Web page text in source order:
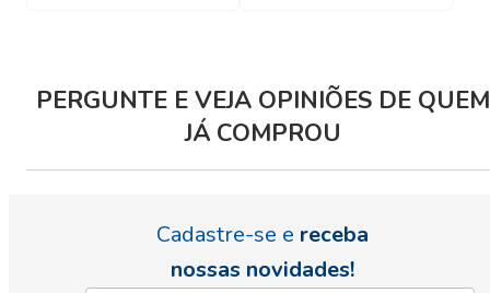
PERGUNTE E VEJA OPINIÕES DE QUEM
JÁ COMPROU
Cadastre-se e receba
nossas novidades!